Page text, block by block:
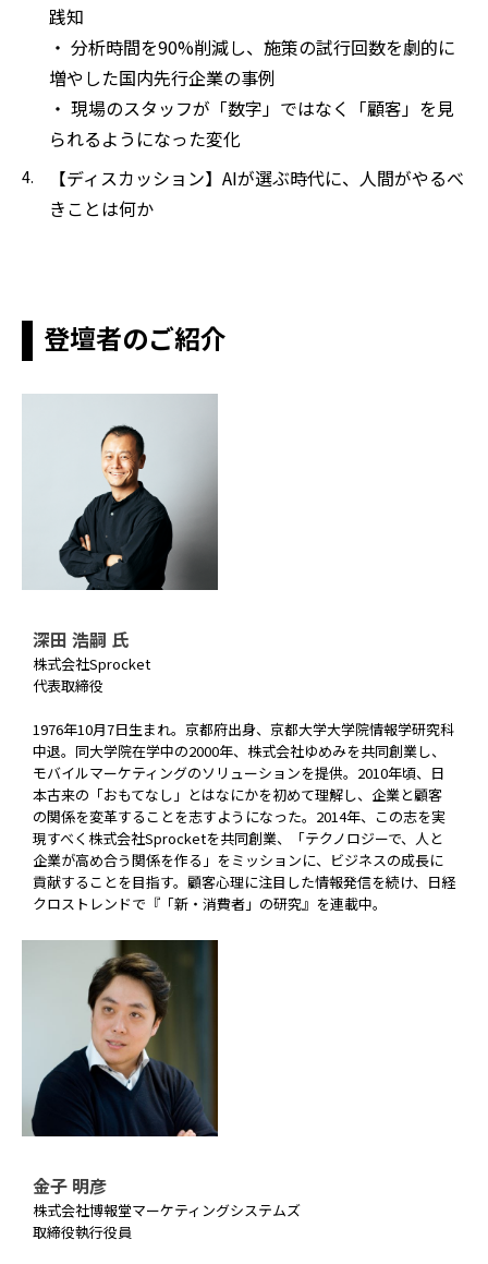
践知
・ 分析時間を90%削減し、施策の試行回数を劇的に
増やした国内先行企業の事例
・ 現場のスタッフが「数字」ではなく「顧客」を見
られるようになった変化
【ディスカッション】AIが選ぶ時代に、人間がやるべ
きことは何か
登壇者のご紹介
深田 浩嗣 氏
株式会社Sprocket
代表取締役
1976年10月7日生まれ。京都府出身、京都大学大学院情報学研究科
中退。同大学院在学中の2000年、株式会社ゆめみを共同創業し、
モバイルマーケティングのソリューションを提供。2010年頃、日
本古来の「おもてなし」とはなにかを初めて理解し、企業と顧客
の関係を変革することを志すようになった。2014年、この志を実
現すべく株式会社Sprocketを共同創業、「テクノロジーで、人と
企業が高め合う関係を作る」をミッションに、ビジネスの成長に
貢献することを目指す。顧客心理に注目した情報発信を続け、日経
クロストレンドで『「新・消費者」の研究』を連載中。
金子 明彦
株式会社博報堂マーケティングシステムズ
取締役執行役員